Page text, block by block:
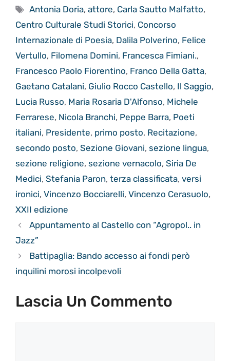
Tag
Antonia Doria,attore, Carla Sautto Malfatto,
Centro Culturale Studi Storici, Concorso
Internazionale di Poesia, Dalila Polverino, Felice
Vertullo, Filomena Domini, Francesca Fimiani.,
Francesco Paolo Fiorentino, Franco Della Gatta,
Gaetano Catalani, Giulio Rocco Castello, Il Saggio,
Lucia Russo, Maria Rosaria D'Alfonso, Michele
Ferrarese, Nicola Branchi, Peppe Barra, Poeti
italiani, Presidente, primo posto, Recitazione,
secondo posto, Sezione Giovani, sezione lingua,
sezione religione, sezione vernacolo, Siria De
Medici, Stefania Paron, terza classificata, versi
ironici, Vincenzo Bocciarelli, Vincenzo Cerasuolo,
XXII edizione
Appuntamento al Castello con “Agropol.. in
Jazz”
Battipaglia: Bando accesso ai fondi però
inquilini morosi incolpevoli
Lascia Un Commento